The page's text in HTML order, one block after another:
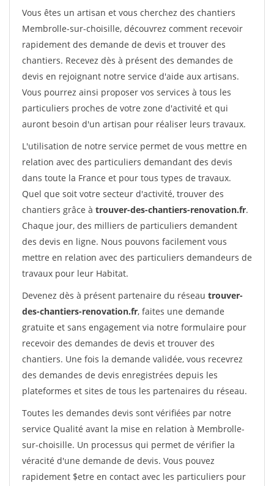
Vous êtes un artisan et vous cherchez des chantiers
Membrolle-sur-choisille, découvrez comment recevoir
rapidement des demande de devis et trouver des
chantiers. Recevez dès à présent des demandes de
devis en rejoignant notre service d'aide aux artisans.
Vous pourrez ainsi proposer vos services à tous les
particuliers proches de votre zone d'activité et qui
auront besoin d'un artisan pour réaliser leurs travaux.
L'utilisation de notre service permet de vous mettre en
relation avec des particuliers demandant des devis
dans toute la France et pour tous types de travaux.
Quel que soit votre secteur d'activité, trouver des
chantiers grâce à trouver-des-chantiers-renovation.fr.
Chaque jour, des milliers de particuliers demandent
des devis en ligne. Nous pouvons facilement vous
mettre en relation avec des particuliers demandeurs de
travaux pour leur Habitat.
Devenez dès à présent partenaire du réseau trouver-
des-chantiers-renovation.fr, faites une demande
gratuite et sans engagement via notre formulaire pour
recevoir des demandes de devis et trouver des
chantiers. Une fois la demande validée, vous recevrez
des demandes de devis enregistrées depuis les
plateformes et sites de tous les partenaires du réseau.
Toutes les demandes devis sont vérifiées par notre
service Qualité avant la mise en relation à Membrolle-
sur-choisille. Un processus qui permet de vérifier la
véracité d'une demande de devis. Vous pouvez
rapidement $etre en contact avec les particuliers pour